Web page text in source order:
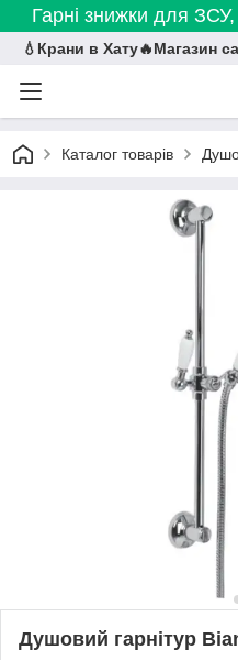
Гарні знижки для
💧Крани в Хату🔥Магазин
Каталог товарів
Душовий гарнітур